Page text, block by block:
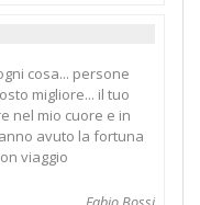
cosa... persone
migliore... il tuo
nel mio cuore e in
avuto la fortuna
viaggio